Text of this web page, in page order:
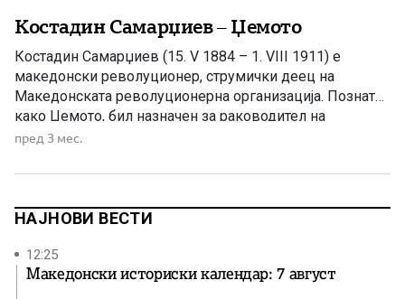
Костадин Самарџиев – Џемото
Костадин Самарџиев (15. V 1884 – 1. VIII 1911) е
македонски револуционер, струмички деец на
Македонската револуционерна организација. Познат
како Џемото, бил назначен за раководител на
струмичкиот окружен комитет на Македонската
роден на 15 мај 1884 година во струмичкото село
педагошко училиште во […]
пред 3 мес.
НАЈНОВИ ВЕСТИ
12:25
Македонски историски календар: 7 август